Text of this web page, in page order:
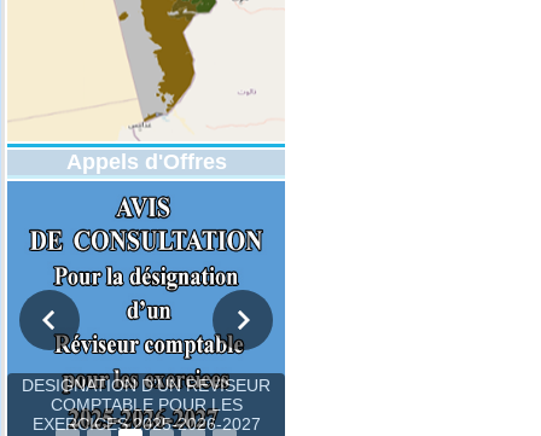
Appels d'Offres
DESIGNATION D’UN REVISEUR
COMPTABLE POUR LES
EXERCICES 2025-2026-2027